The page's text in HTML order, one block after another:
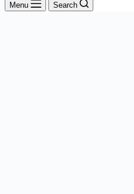
Menu Search